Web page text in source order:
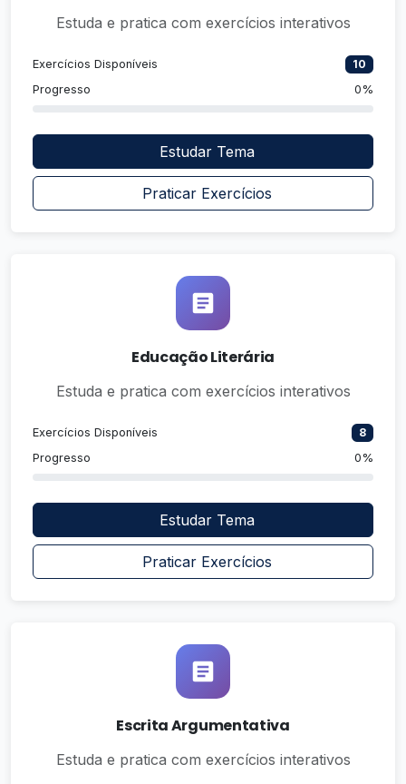
Estuda e pratica com exercícios interativos
Exercícios Disponíveis
10
Progresso
0%
Estudar Tema
Praticar Exercícios
Educação Literária
Estuda e pratica com exercícios interativos
Exercícios Disponíveis
8
Progresso
0%
Estudar Tema
Praticar Exercícios
Escrita Argumentativa
Estuda e pratica com exercícios interativos